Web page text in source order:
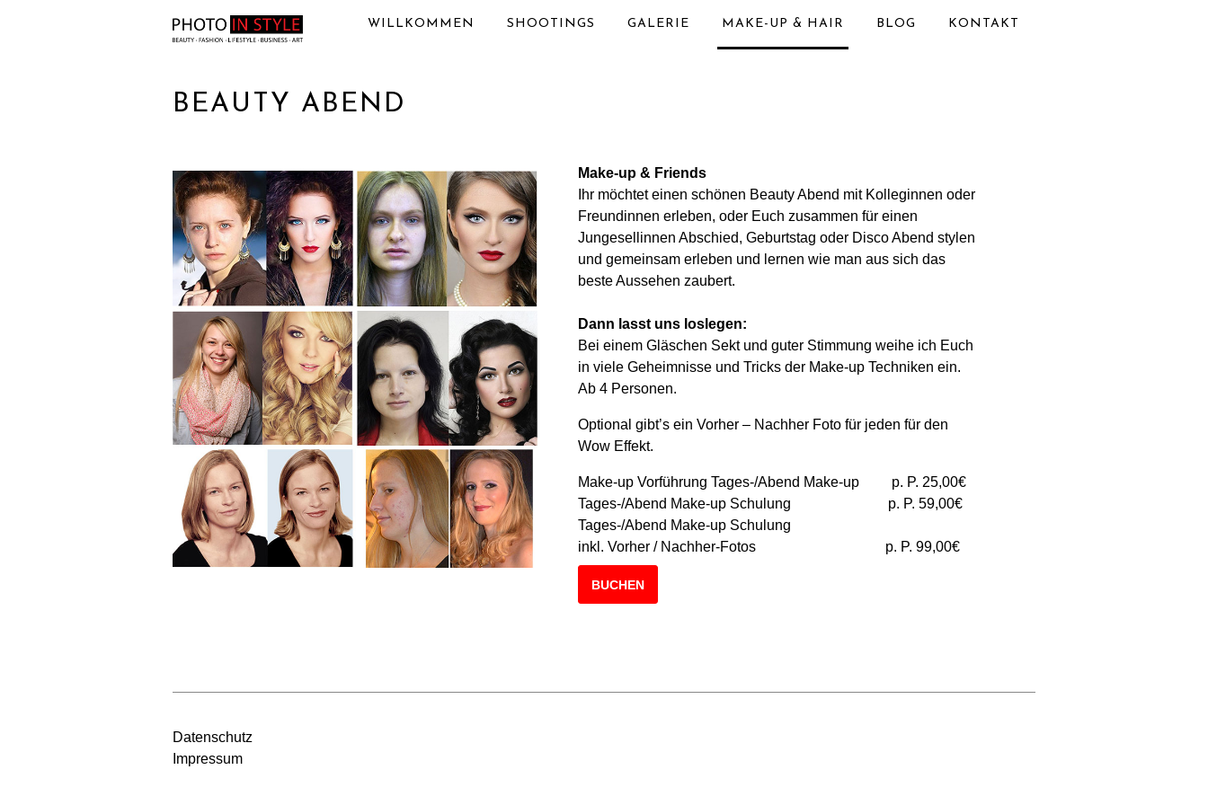
WILLKOMMEN SHOOTINGS GALERIE MAKE-UP & HAIR BLOG KONTAKT
BEAUTY ABEND
Make-up & Friends
Ihr möchtet einen schönen Beauty Abend mit Kolleginnen oder
Freundinnen erleben, oder Euch zusammen für einen
Jungesellinnen Abschied, Geburtstag oder Disco Abend stylen
und gemeinsam erleben und lernen wie man aus sich das
beste Aussehen zaubert.
Dann lasst uns loslegen:
Bei einem Gläschen Sekt und guter Stimmung weihe ich Euch
in viele Geheimnisse und Tricks der Make-up Techniken ein.
Ab 4 Personen.
Optional gibt’s ein Vorher – Nachher Foto für jeden für den
Wow Effekt.
Make-up Vorführung Tages-/Abend Make-up p. P. 25,00€
Tages-/Abend Make-up Schulung p. P. 59,00€
Tages-/Abend Make-up Schulung
inkl. Vorher / Nachher-Fotos p. P. 99,00€
BUCHEN
Datenschutz
Impressum